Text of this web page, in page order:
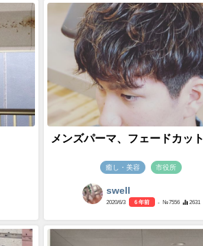
メンズパーマ、フェードカット
癒し・美容 市役所
swell
2020/6/3 6 年前 - №7556 2631